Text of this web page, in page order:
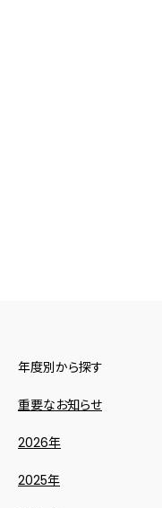
年度別から探す
重要なお知らせ
2026年
2025年